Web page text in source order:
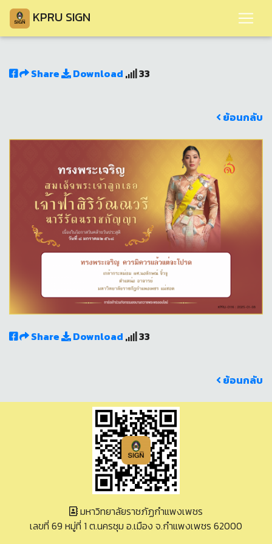
KPRU SIGN
Share Download 33
ย้อนกลับ
Share Download 33
ย้อนกลับ
มหาวิทยาลัยราชภัฏกำแพงเพชร
เลขที่ 69 หมู่ที่ 1 ต.นครชุม อ.เมือง จ.กำแพงเพชร 62000